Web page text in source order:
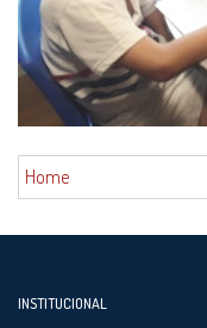
Home
INSTITUCIONAL